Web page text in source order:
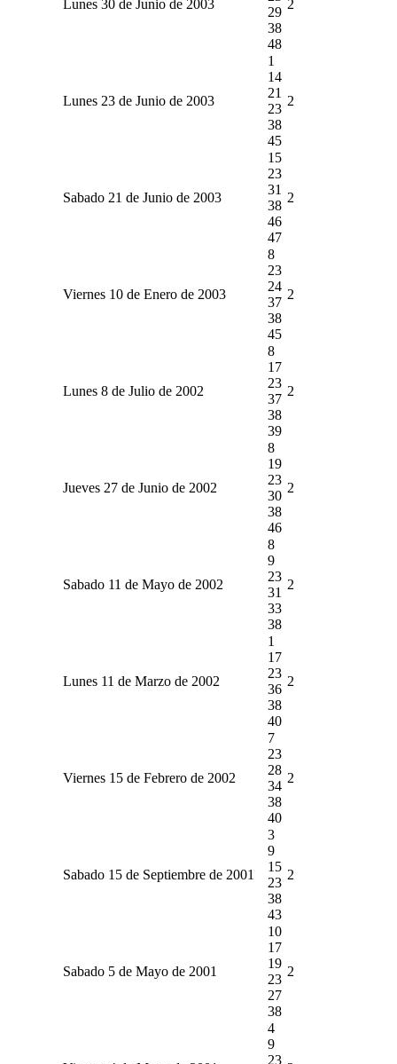
Lunes 30 de Junio de 2003
29
38
48
2
Lunes 23 de Junio de 2003
1
14
21
23
38
45
2
Sabado 21 de Junio de 2003
15
23
31
38
46
47
2
Viernes 10 de Enero de 2003
8
23
24
37
38
45
2
Lunes 8 de Julio de 2002
8
17
23
37
38
39
2
Jueves 27 de Junio de 2002
8
19
23
30
38
46
2
Sabado 11 de Mayo de 2002
8
9
23
31
33
38
2
Lunes 11 de Marzo de 2002
1
17
23
36
38
40
2
Viernes 15 de Febrero de 2002
7
23
28
34
38
40
2
Sabado 15 de Septiembre de 2001
3
9
15
23
38
43
2
Sabado 5 de Mayo de 2001
10
17
19
23
27
38
2
4
9
23